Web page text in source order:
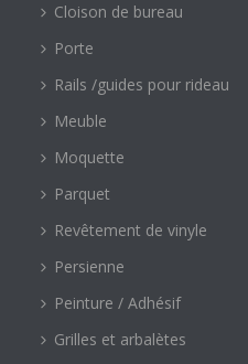
Cloison de bureau
Porte
Rails /guides pour rideau
Meuble
Moquette
Parquet
Revêtement de vinyle
Persienne
Peinture / Adhésif
Grilles et arbalètes